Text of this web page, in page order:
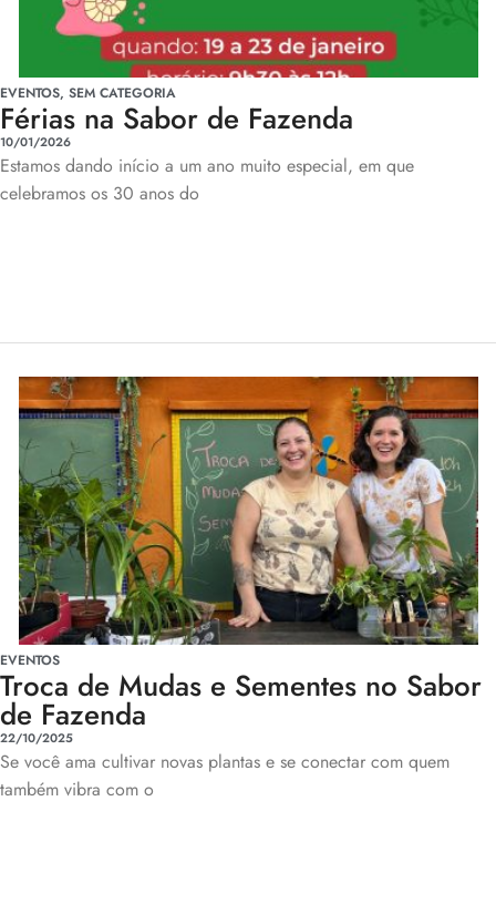
EVENTOS, SEM CATEGORIA
Férias na Sabor de Fazenda
10/01/2026
Estamos dando início a um ano muito especial, em que
celebramos os 30 anos do
EVENTOS
Troca de Mudas e Sementes no Sabor
de Fazenda
22/10/2025
Se você ama cultivar novas plantas e se conectar com quem
também vibra com o